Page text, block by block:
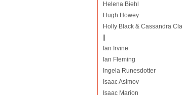
Helena Biehl
Hugh Howey
Holly Black & Cassandra
I
Ian Irvine
Ian Fleming
Ingela Runesdotter
Isaac Asimov
Isaac Marion